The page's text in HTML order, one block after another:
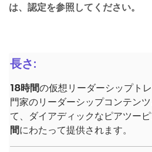
は、認定を参照してください。
長さ:
18時間の仮想リーダーシップト
門家のリーダーシップコンテン
て、ダイアディックなピアツー
間にわたって提供されます。